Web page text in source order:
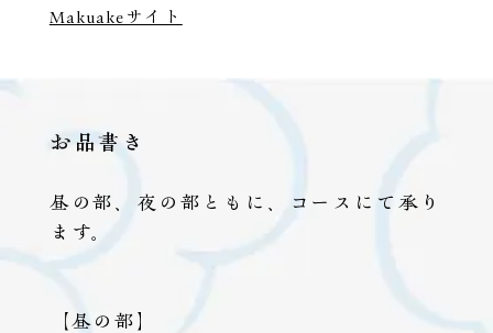
Makuakeサイト
お品書き
昼の部、夜の部ともに、コースにて承り
ます。
【昼の部】